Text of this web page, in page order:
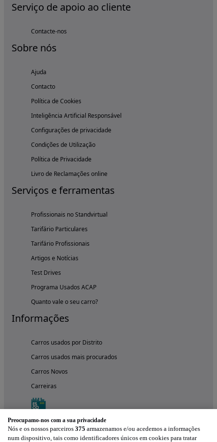
Serviço de apoio ao cliente
Contacte-nos
Sobre nós
Ajuda
Contacto
Política de Cookies
Inteligência Artificial Responsável
Configurações de privacidade
Condições de Utilização
Política de Privacidade
Livro de Reclamações online
Serviços e ferramentas
Profissionais no Standvirtual
Tarifário Particulares
Tarifário Profissionais
Artigos e Notícias
Test Drives
Programa Usados ACAP
Quanto vale o seu carro?
Informações
Carros usados por Distrito
Carros usados mais procurados
Carros Novos
Carreiras
Preocupamo-nos com a sua privacidade
Nós e os nossos parceiros 375 armazenamos e/ou acedemos a informações
num dispositivo, tais como identificadores únicos em cookies para tratar